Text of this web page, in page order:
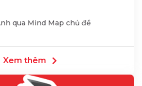
qua Mind Map chủ đề
Xem thêm